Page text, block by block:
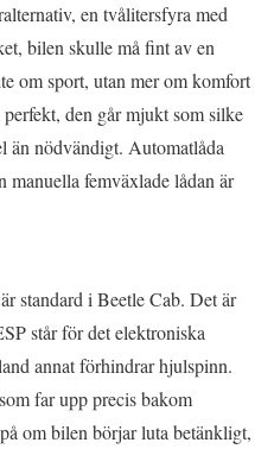
en tvålitersfyra med
bilen skulle må fint av en
om sport, utan mer om komfort
den går mjukt som silke
än nödvändigt. Automatlåda
manuella femväxlade lådan är
standard i Beetle Cab. Det är
står för det elektroniska
annat förhindrar hjulspinn.
far upp precis bakom
om bilen börjar luta betänkligt,